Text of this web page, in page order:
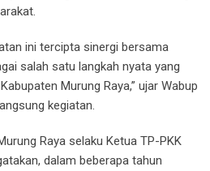
ini tercipta sinergi bersama
salah satu langkah nyata yang
Murung Raya,” ujar Wabup
kegiatan.
Raya selaku Ketua TP-PKK
dalam beberapa tahun